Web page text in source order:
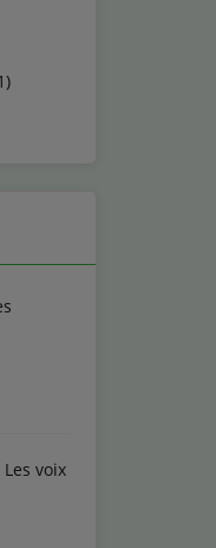
Les voix